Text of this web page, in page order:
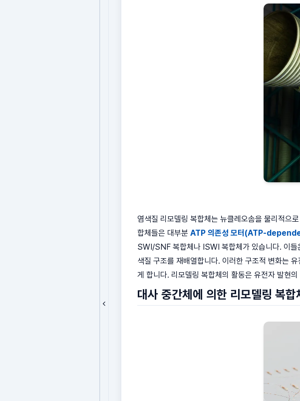
염색질 리모델링 복합체는 뉴클레오솜을 물리적으
합체들은 대부분 ATP 의존성 모터(ATP-
SWI/SNF 복합체나 ISWI 복합체가 있습니다. 이들
색질 구조를 재배열합니다. 이러한 구조적 변화
게 합니다. 리모델링 복합체의 활동은 유전자 발현
대사 중간체에 의한 리모델링 복합